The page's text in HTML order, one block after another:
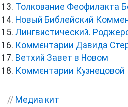
Толкование Феофилакта
Новый Библейский
Лингвистический.
Комментарии Давида
Ветхий Завет в Новом
Комментарии Кузнецовой
// Медиа кит